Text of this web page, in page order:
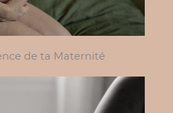
de ta Maternité